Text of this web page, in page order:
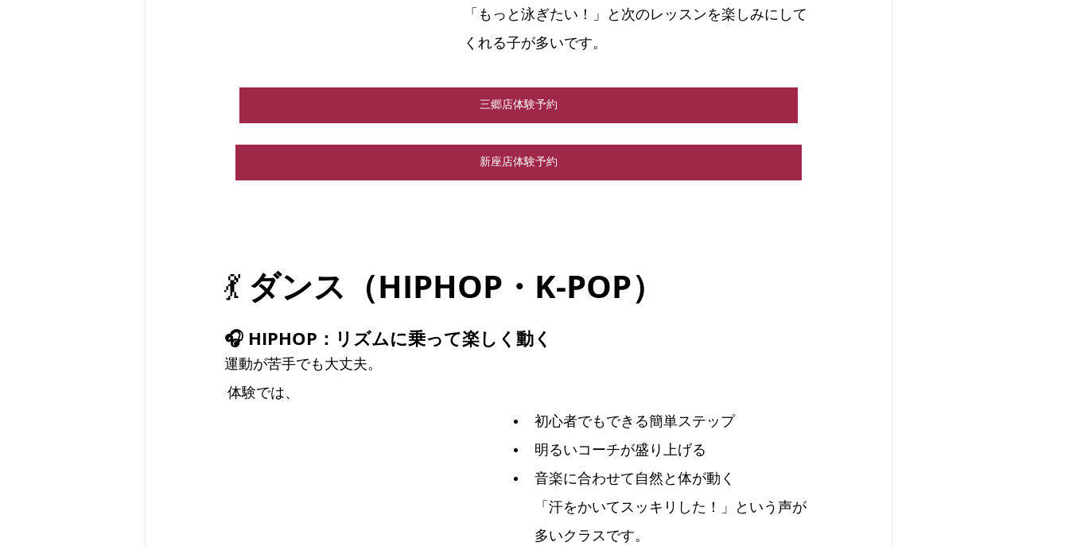
「もっと泳ぎたい！」と次のレッスンを楽しみにして
くれる子が多いです。
三郷店体験予約
新座店体験予約
💃 ダンス（HIPHOP・K-POP）
🎧 HIPHOP：リズムに乗って楽しく動く
運動が苦手でも大丈夫。
体験では、
初心者でもできる簡単ステップ
明るいコーチが盛り上げる
音楽に合わせて自然と体が動く
「汗をかいてスッキリした！」という声が
多いクラスです。